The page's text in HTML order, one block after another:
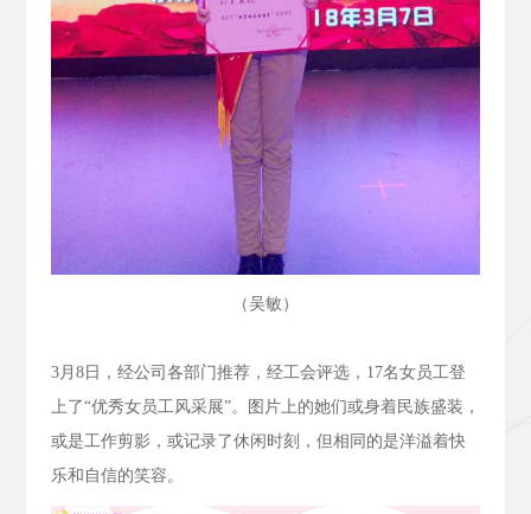
（吴敏）
3月 8日，经公司各部门推荐，经工会评选， 17名女员工登
上了“优秀女员工风采展”。图片上的她们或身着民族盛装，
或是工作剪影，或记录了休闲时刻，但相同的是洋溢着快
乐和自信的笑容。